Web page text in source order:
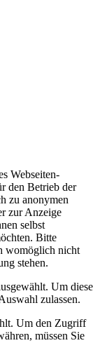
Webseiten-
den Betrieb der
zu anonymen
zur Anzeige
selbst
Bitte
womöglich nicht
stehen.
Um diese
zulassen.
Um den Zugriff
müssen Sie